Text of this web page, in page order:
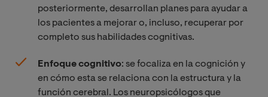
posteriormente, desarrollan planes para ayudar a
los pacientes a mejorar o, incluso, recuperar por
completo sus habilidades cognitivas.
Enfoque cognitivo: se focaliza en la cognición y
en cómo esta se relaciona con la estructura y la
función cerebral. Los neuropsicólogos que